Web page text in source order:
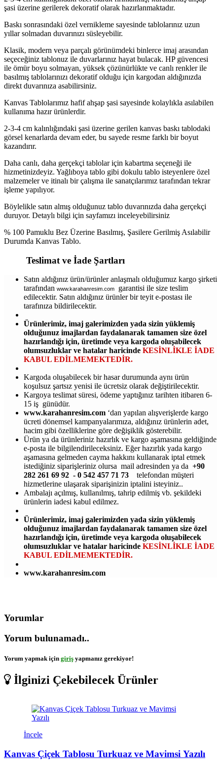
şasi üzerine gerilerek dekoratif olarak hazırlanmaktadır.
Baskı sonrasındaki özel vernikleme sayesinde tablolarınız uzun
yıllar solmadan duvarınızı süsleyebilir.
Klasik, modern veya parçalı görünümdeki binlerce imaj arasından
seçeceğiniz tablonuz ile duvarlarınız hayat bulacak. HP güvencesi
ile ömür boyu solmayan, yüksek çözünürlükte ve canlı renkler ile
basılmış tablolarınızı dekoratif olduğu için kargodan aldığınızda
direkt duvarınıza asabilirsiniz.
Kanvas Tablolarımız hafif ahşap şasi sayesinde kolaylıkla asılabilen
kullanıma hazır ürünlerdir.
2-3-4 cm kalınlığındaki şasi üzerine gerilen kanvas baskı tablodaki
görsel kenarlarda devam eder, bu sayede resme farklı bir boyut
kazandırır.
Daha canlı, daha gerçekçi tablolar için kabartma seçeneği ile
hizmetinizdeyiz. Yağlıboya tablo gibi dokulu tablo isteyenlere özel
malzemeler ve itinalı bir çalışma ile sanatçılarımız tarafından tekrar
işleme yapılıyor.
Böylelikle satın almış olduğunuz tablo duvarınızda daha gerçekçi
duruyor. Detaylı bilgi için sayfamızı inceleyebilirsiniz
% 100 Pamuklu Bez Üzerine Basılmış, Şasilere Gerilmiş Asılabilir
Durumda Kanvas Tablo.
Teslimat ve İade Şartları
Satın aldığınız ürün/ürünler anlaşmalı olduğumuz kargo şirketi
tarafından www.karahanresim.com
garantisi ile size teslim
edilecektir. Satın aldığınız ürünler bir teyit e-postası ile
tarafınıza bildirilecektir.
Ürünlerimiz, imaj galerimizden yada sizin yüklemiş
olduğunuz imajlardan faydalanarak tamamen size özel
hazırlandığı için, üretimde veya kargoda oluşabilecek
olumsuzluklar ve hatalar haricinde KESİNLİKLE İADE
KABUL EDİLMEMEKTEDİR.
Kargoda oluşabilecek bir hasar durumunda aynı ürün
koşulsuz şartsız yenisi ile ücretsiz olarak değiştirilecektir.
Kargoya teslimat süresi, ödeme yaptığınız tarihten itibaren 6-
15 iş günüdür.
www.karahanresim.com ‘dan yapılan alışverişlerde kargo
ücreti dönemsel kampanyalarımıza, aldığınız ürünlerin adet,
hacim gibi özelliklerine göre değişiklik gösterebilir.
Ürün ya da ürünleriniz hazırlık ve kargo aşamasına geldiğinde
e-posta ile bilgilendirileceksiniz. Eğer hazırlık yada kargo
aşamasına gelmeden cayma hakkını kullanarak iptal etmek
istediğiniz siparişleriniz olursa mail adresinden ya da +90
282 261 69 92 - 0 542 457 71 73
telefondan müşteri
hizmetlerine ulaşarak siparişinizin iptalini isteyiniz..
Ambalajı açılmış, kullanılmış, tahrip edilmiş vb. şekildeki
ürünlerin iadesi kabul edilmez.
Ürünlerimiz, imaj galerimizden yada sizin yüklemiş
olduğunuz imajlardan faydalanarak tamamen size özel
hazırlandığı için, üretimde veya kargoda oluşabilecek
olumsuzluklar ve hatalar haricinde KESİNLİKLE İADE
KABUL EDİLMEMEKTEDİR.
www.karahanresim.com
Yorumlar
Yorum bulunamadı..
Yorum yapmak için giriş yapmanız gerekiyor!
İlginizi Çekebilecek Ürünler
İncele
Kanvas Çiçek Tablosu Turkuaz ve Mavimsi Yazılı